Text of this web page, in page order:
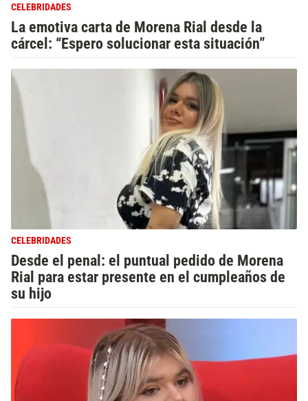
CELEBRIDADES
La emotiva carta de Morena Rial desde la
cárcel: “Espero solucionar esta situación”
CELEBRIDADES
Desde el penal: el puntual pedido de Morena
Rial para estar presente en el cumpleaños de
su hijo